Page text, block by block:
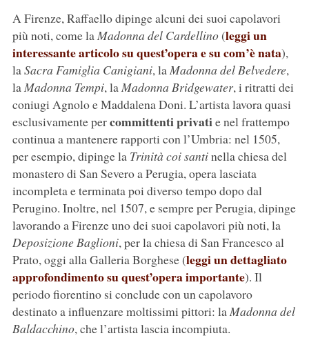
A Firenze, Raffaello dipinge alcuni dei suoi capolavori
più noti, come laMadonna del Cardellino(leggi un
interessante articolo su quest’opera e su com’è nata),
laSacra Famiglia Canigiani, laMadonna del Belvedere,
laMadonna Tempi, laMadonna Bridgewater, i ritratti dei
coniugi Agnolo e Maddalena Doni. L’artista lavora quasi
esclusivamente percommittenti privatie nel frattempo
continua a mantenere rapporti con l’Umbria: nel 1505,
per esempio, dipinge la Trinità coi santinella chiesa del
monastero di San Severo a Perugia, opera lasciata
incompleta e terminata poi diverso tempo dopo dal
Perugino. Inoltre, nel 1507, e sempre per Perugia, dipinge
lavorando a Firenze uno dei suoi capolavori più noti, la
Deposizione Baglioni, per la chiesa di San Francesco al
Prato, oggi alla Galleria Borghese (leggi un dettagliato
approfondimento su quest’opera importante). Il
periodo fiorentino si conclude con un capolavoro
destinato a influenzare moltissimi pittori: laMadonna del
Baldacchino, che l’artista lascia incompiuta.